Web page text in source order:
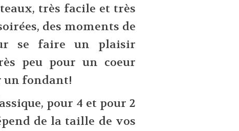
très facile et très
des moments de
se faire un plaisir
peu pour un coeur
un fondant!
pour 4 et pour 2
de la taille de vos